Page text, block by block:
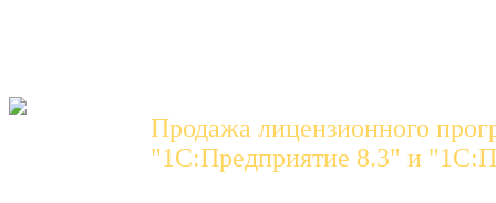
Продажа лицензионного
"1C:Предприятие 8.3" и